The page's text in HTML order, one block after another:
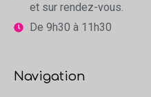
et sur rendez-vous.
De 9h30 à 11h30
Navigation